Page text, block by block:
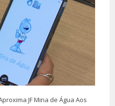
JF Mina de Água Aos